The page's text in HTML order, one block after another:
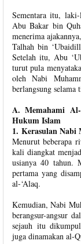
Sementara itu,
Abu Bakar bin
menerima
Talhah bin
Setelah itu, Abu
turut pula
oleh Nabi
berlangsung selama
A. Memahami
Hukum Islam
1. Kerasulan Nabi
Menurut beberapa
kali diangkat
usianya 40 tahun.
pertama yang
al-‘Alaq.
Kemudian, Nabi
berangsur-angsur
sejauh itu
juga dinamakan al-